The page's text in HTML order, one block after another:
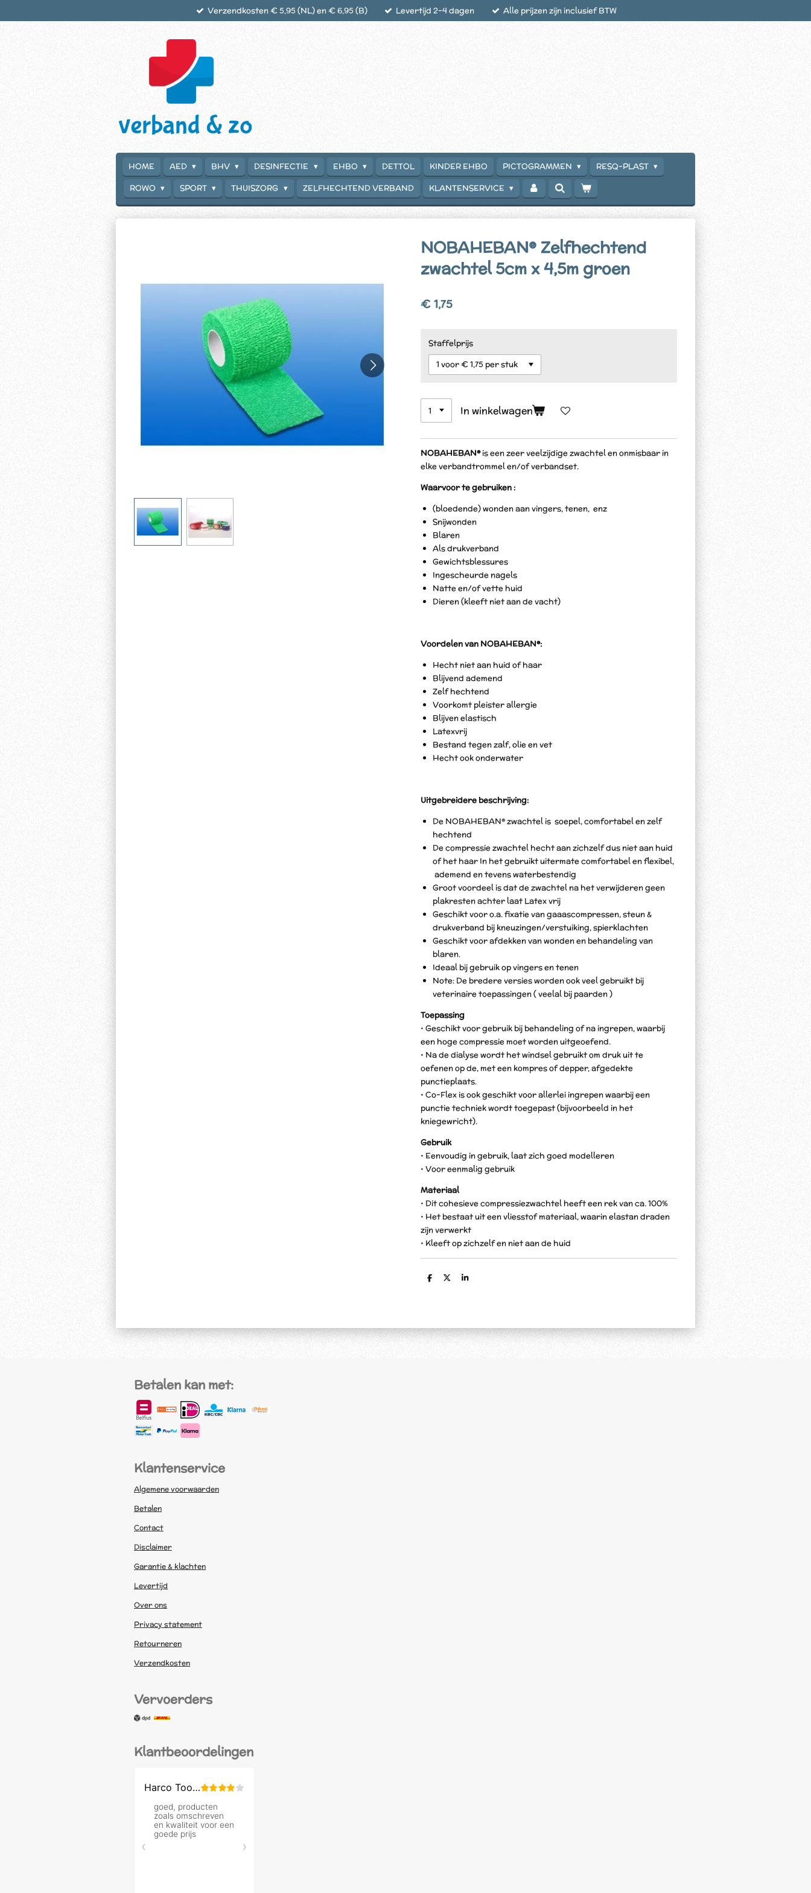
Verzendkosten € 5,95 (NL) en € 6,95 (B) Levertijd 2-4 dagen Alle prijzen zijn inclusief BTW
HOME AED BHV DESINFECTIE EHBO DETTOL KINDER EHBO PICTOGRAMMEN
RESQ-PLAST
ROWO
SPORT THUISZORG ZELFHECHTEND VERBAND KLANTENSERVICE
NOBAHEBAN® Zelfhechtend
zwachtel 5cm x 4,5m groen
€ 1,75
Staffelprijs
In winkelwagen
NOBAHEBAN®is een zeer veelzijdige zwachtel en onmisbaar in
elke verbandtrommel en/of verbandset.
Waarvoor te gebruiken :
(bloedende) wonden aan vingers, tenen, enz
Snijwonden
Blaren
Als drukverband
Gewichtsblessures
Ingescheurde nagels
Natte en/of vette huid
Dieren (kleeft niet aan de vacht)
Voordelen van NOBAHEBAN®:
Hecht niet aan huid of haar
Blijvend ademend
Zelf hechtend
Voorkomt pleister allergie
Blijven elastisch
Latexvrij
Bestand tegen zalf, olie en vet
Hecht ook onderwater
Uitgebreidere beschrijving:
De NOBAHEBAN® zwachtel is soepel, comfortabel en zelf
hechtend
De compressie zwachtel hecht aan zichzelf dus niet aan huid
of het haar In het gebruikt uitermate comfortabel en flexibel,
ademend en tevens waterbestendig
Groot voordeel is dat de zwachtel na het verwijderen geen
plakresten achter laat Latex vrij
Geschikt voor o.a. fixatie van gaaascompressen, steun &
drukverband bij kneuzingen/verstuiking, spierklachten
Geschikt voor afdekken van wonden en behandeling van
blaren.
Ideaal bij gebruik op vingers en tenen
Note: De bredere versies worden ook veel gebruikt bij
veterinaire toepassingen ( veelal bij paarden )
Toepassing
• Geschikt voor gebruik bij behandeling of na ingrepen, waarbij
een hoge compressie moet worden uitgeoefend.
• Na de dialyse wordt het windsel gebruikt om druk uit te
oefenen op de, met een kompres of depper, afgedekte
punctieplaats.
• Co-Flex is ook geschikt voor allerlei ingrepen waarbij een
punctie techniek wordt toegepast (bijvoorbeeld in het
kniegewricht).
Gebruik
• Eenvoudig in gebruik, laat zich goed modelleren
• Voor eenmalig gebruik
Materiaal
• Dit cohesieve compressiezwachtel heeft een rek van ca. 100%
• Het bestaat uit een vliesstof materiaal, waarin elastan draden
zijn verwerkt
• Kleeft op zichzelf en niet aan de huid
D
D
S
Betalen kan met:
Klantenservice
Algemene voorwaarden
Betalen
Contact
Disclaimer
Garantie & klachten
Levertijd
Over ons
Privacy statement
Retourneren
Verzendkosten
Vervoerders
Klantbeoordelingen